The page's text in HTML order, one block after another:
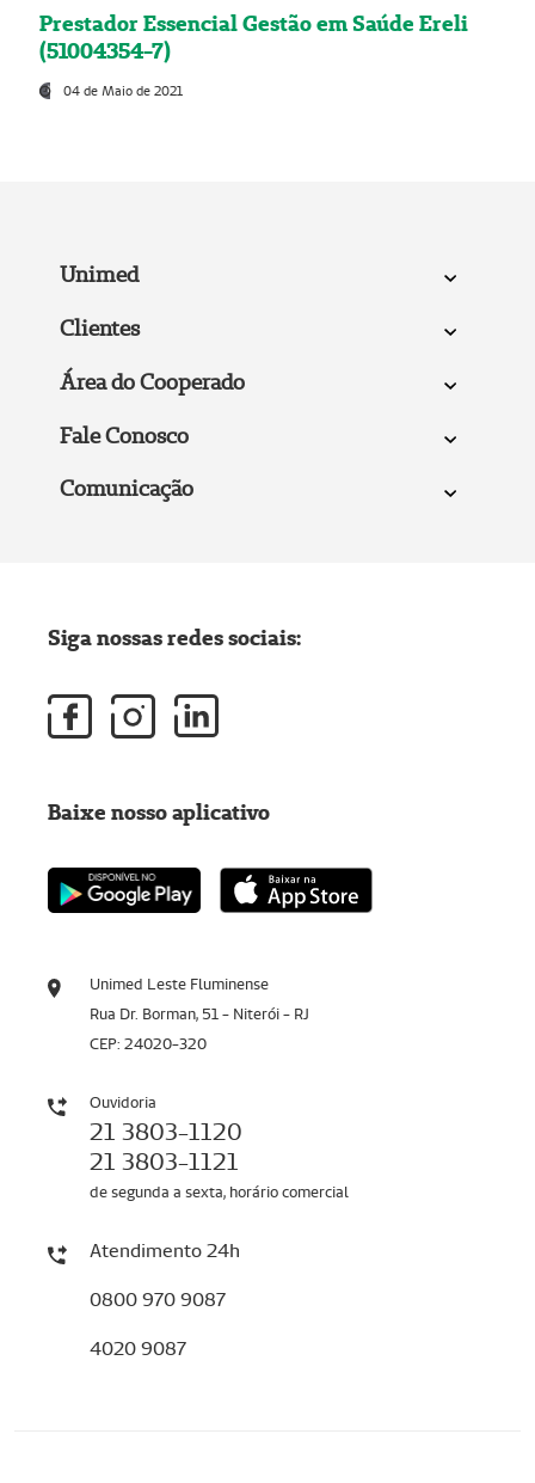
Prestador Essencial Gestão em Saúde Ereli
(51004354-7)
04 de Maio de 2021
Unimed
Clientes
Área do Cooperado
Fale Conosco
Comunicação
Unimed Leste Fluminense
Rua Dr. Borman, 51 - Niterói - RJ
CEP: 24020-320
Ouvidoria
21 3803-1120
21 3803-1121
de segunda a sexta, horário comercial
Atendimento 24h
0800 970 9087
4020 9087
Siga nossas redes sociais:
Baixe nosso aplicativo